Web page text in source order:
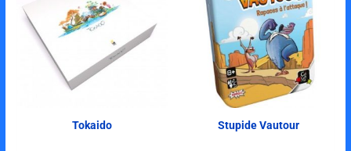
Tokaido Stupide Vautour